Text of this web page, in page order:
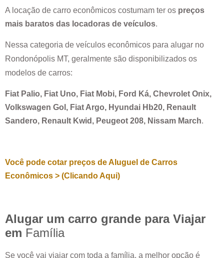
A locação de carro econômicos costumam ter os preços
mais baratos das locadoras de veículos.
Nessa categoria de veículos econômicos para alugar no
Rondonópolis MT, geralmente são disponibilizados os
modelos de carros:
Fiat Palio, Fiat Uno, Fiat Mobi, Ford Ká, Chevrolet Onix,
Volkswagen Gol, Fiat Argo, Hyundai Hb20, Renault
Sandero, Renault Kwid, Peugeot 208, Nissam March.
Você pode cotar preços de Aluguel de Carros
Econômicos > (Clicando Aqui)
Alugar um carro grande para Viajar
em Família
Se você vai viajar com toda a família, a melhor opção é